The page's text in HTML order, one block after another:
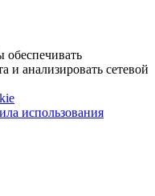
и анализировать сетевой
использования